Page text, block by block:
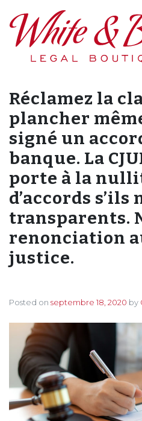
Main
Réclamez la
plancher
signé un
banque. La
porte à la
d’accords s’ils
transparents.
renonciation
justice.
Posted on septembre 18, 2020 by